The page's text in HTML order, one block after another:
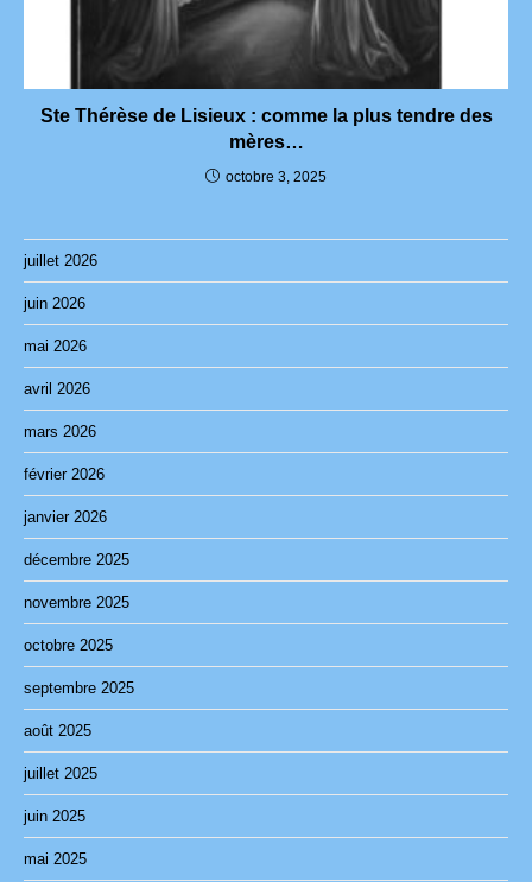
Ste Thérèse de Lisieux : comme la plus tendre des
mères…
octobre 3, 2025
juillet 2026
juin 2026
mai 2026
avril 2026
mars 2026
février 2026
janvier 2026
décembre 2025
novembre 2025
octobre 2025
septembre 2025
août 2025
juillet 2025
juin 2025
mai 2025